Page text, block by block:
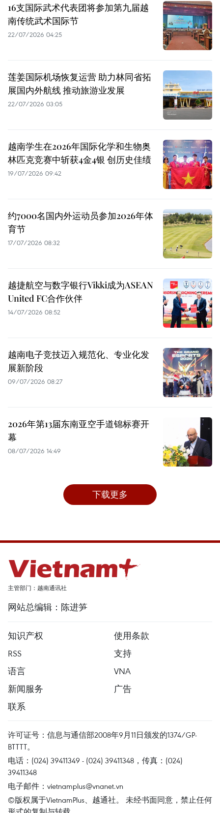
16支国际武术代表团将参加第九届越
南传统武术国际节
22/07/2026 04:25
莲姜国际机场恢复运营 助力林同省拓
展国内外航线 推动旅游业发展
22/07/2026 03:05
越南学生在2026年国际化学和生物奥
林匹克竞赛中斩获4金4银 创历史佳绩
19/07/2026 09:42
约7000名国内外运动员参加2026年体
育节
17/07/2026 08:32
越捷航空与数字银行Vikki成为ASEAN
United FC合作伙伴
14/07/2026 08:52
越南电子竞技迈入规范化、专业化发
展新阶段
09/07/2026 08:27
2026年第13届东南亚空手道锦标赛开
幕
08/07/2026 14:49
下载更多
主管部门：越南通讯社
网站总编辑：陈进笋
知识产权
使用条款
RSS
支持
语言
VNA
新闻服务
广告
联系
许可证号：信息与通信部2008年9月11日颁发的1374/GP-
BTTTT。
电话：(024) 39411349 - (024) 39411348，传真：(024)
39411348
电子邮件： vietnamplus@vnanet.vn
©版权属于VietnamPlus、越通社。 未经书面同意，禁止任何